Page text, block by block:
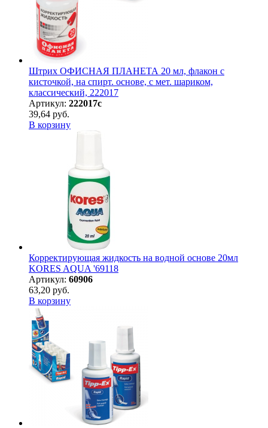
Штрих ОФИСНАЯ ПЛАНЕТА 20 мл, флакон с
кисточкой, на спирт. основе, с мет. шариком,
классический, 222017
Артикул: 222017с
39,64 руб.
В корзину
Корректирующая жидкость на водной основе 20мл
KORES AQUA '69118
Артикул: 60906
63,20 руб.
В корзину